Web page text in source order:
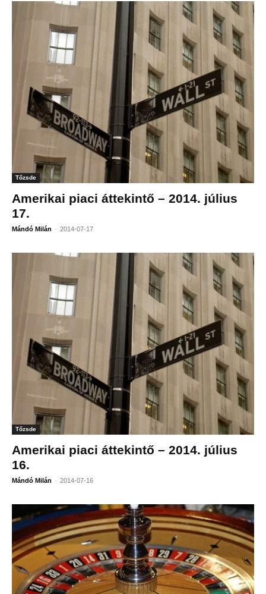
Tőzsde
Amerikai piaci áttekintő – 2014. július
17.
Mándó Milán - 2014-07-17
Tőzsde
Amerikai piaci áttekintő – 2014. július
16.
Mándó Milán - 2014-07-16